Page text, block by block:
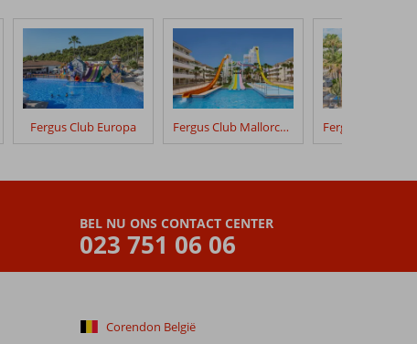
Fergus Club Europa Fergus Club Mallorca Waterpark
BEL NU ONS CONTACT CENTER
023 751 06 06
Corendon België